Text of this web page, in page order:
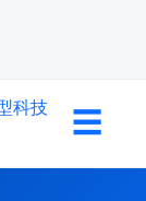
科技
☰